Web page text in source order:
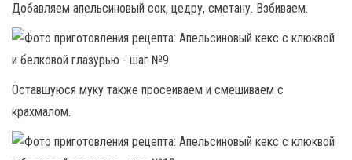
Добавляем апельсиновый сок, цедру, сметану. Взбиваем.
Оставшуюся муку также просеиваем и смешиваем с
крахмалом.